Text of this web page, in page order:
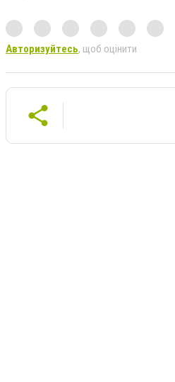
Авторизуйтесь, щоб оцінити